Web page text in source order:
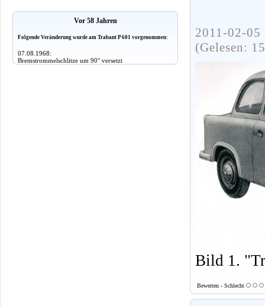
Vor 58 Jahren
Folgende Veränderung wurde am Trabant P 601 vorgenommen:
07.08.1968:
Bremstrommelschlitze um 90° versetzt
2011-02-
(Gelesen:
Bild 1.
Bewerten - Schlecht